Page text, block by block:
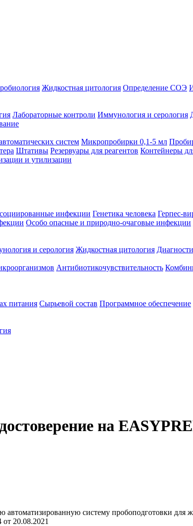
Жидкостная цитология Определение СОЭ
Лабораторные контроли Иммунология и серология
систем Микропробирки 0,1-5 мл
Штативы Резервуары для реагентов Контейнеры
и утилизации
инфекции Генетика человека Герпес-
Особо опасные и природно-очаговые инфекции
и серология Жидкостная цитология
Антибиотикочувствительность
питания Сырьевой состав Программное обеспечение
на
систему пробоподготовки
20.08.2021